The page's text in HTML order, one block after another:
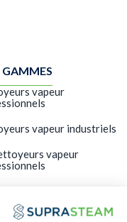
GAMMES
vapeur
vapeur industriels
vapeur